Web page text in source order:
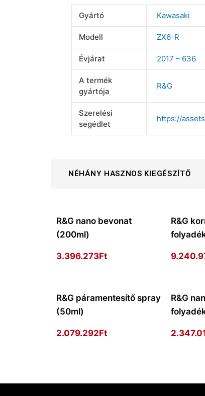
Gyártó Kawasaki
Modell ZX6-R
Évjárat 2017 – 636
A termék
gyártója
R&G
Szerelési
segédlet
https://
NÉHÁNY HASZNOS KIEGÉSZÍTŐ
R&G nano bevonat
(200ml)
3.396.273Ft
R&G
R&G páramentesítő spray
(50ml)
2.079.292Ft
R&G